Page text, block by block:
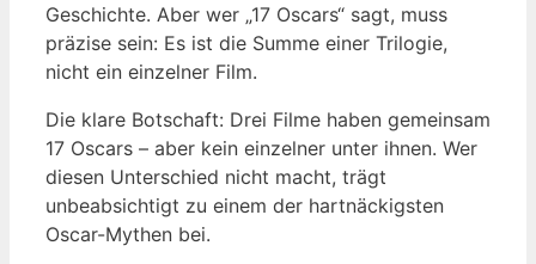
Geschichte. Aber wer „17 Oscars“ sagt, muss
präzise sein: Es ist die Summe einer Trilogie,
nicht ein einzelner Film.
Die klare Botschaft: Drei Filme haben gemeinsam
17 Oscars – aber kein einzelner unter ihnen. Wer
diesen Unterschied nicht macht, trägt
unbeabsichtigt zu einem der hartnäckigsten
Oscar-Mythen bei.